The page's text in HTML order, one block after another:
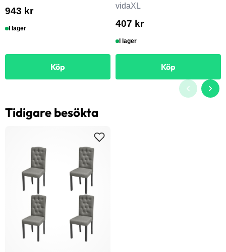
943 kr
I lager
Köp
vidaXL
407 kr
I lager
Köp
Tidigare besökta